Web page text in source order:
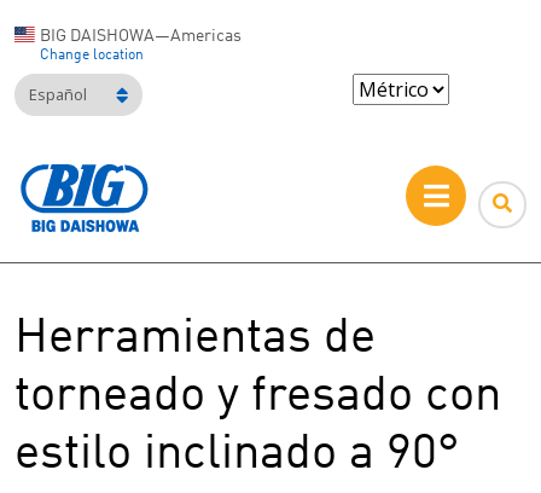
BIG DAISHOWA—Americas
Change location
Español
Herramientas de
torneado y fresado con
estilo inclinado a 90°